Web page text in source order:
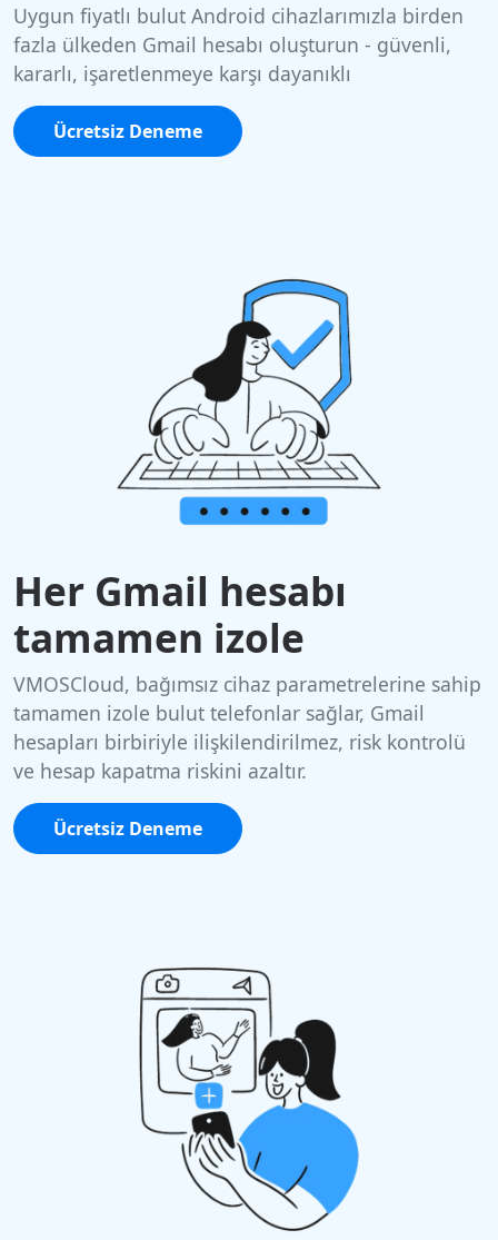
Uygun fiyatlı bulut Android cihazlarımızla birden
fazla ülkeden Gmail hesabı oluşturun - güvenli,
kararlı, işaretlenmeye karşı dayanıklı
Ücretsiz Deneme
Her Gmail hesabı
tamamen izole
VMOSCloud, bağımsız cihaz parametrelerine sahip
tamamen izole bulut telefonlar sağlar, Gmail
hesapları birbiriyle ilişkilendirilmez, risk kontrolü
ve hesap kapatma riskini azaltır.
Ücretsiz Deneme